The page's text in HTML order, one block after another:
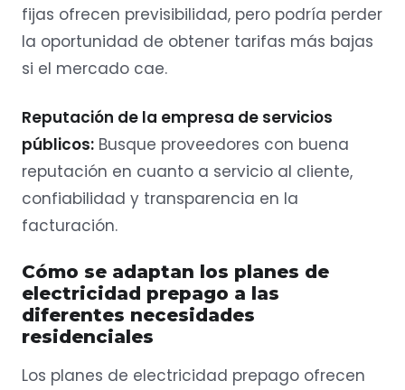
fijas ofrecen previsibilidad, pero podría perder
la oportunidad de obtener tarifas más bajas
si el mercado cae.
Reputación de la empresa de servicios
públicos: Busque proveedores con buena
reputación en cuanto a servicio al cliente,
confiabilidad y transparencia en la
facturación.
Cómo se adaptan los planes de
electricidad prepago a las
diferentes necesidades
residenciales
Los planes de electricidad prepago ofrecen